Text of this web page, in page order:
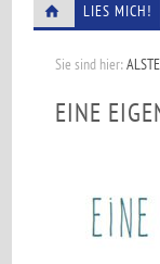
LIES MICH!
Sie sind hier:
EINE